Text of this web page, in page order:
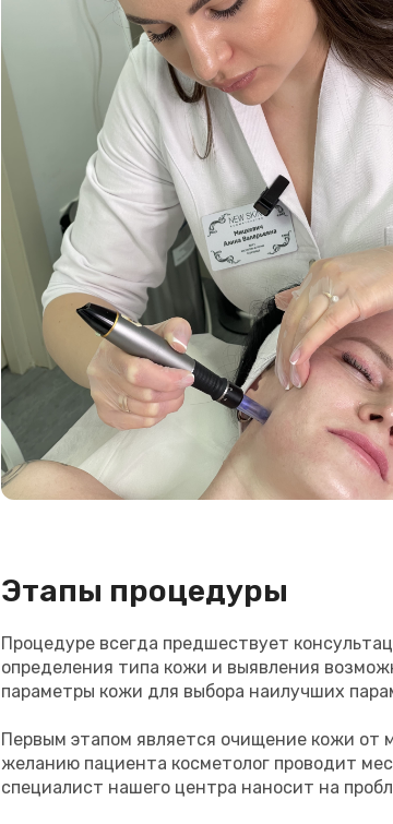
Этапы процедуры
Процедуре всегда предшествует
определения типа кожи и выявления
параметры кожи для выбора наилучших
Первым этапом является очищение кожи от
желанию пациента косметолог проводит
специалист нашего центра наносит на